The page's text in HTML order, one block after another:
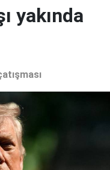
yakında